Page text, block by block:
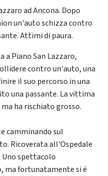
ad Ancona. Dopo
un'auto schizza contro
Attimi di paura.
Piano San Lazzaro,
contro un'auto, una
il suo percorso in una
una passante. La vittima
ha rischiato grosso.
camminando sul
Ricoverata all'Ospedale
Uno spettacolo
ma fortunatamente si é